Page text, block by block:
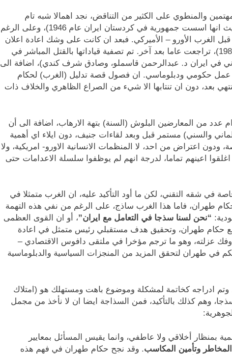
والمنطوي على الكثير من التناقض، نجد اهمالا شبه تام
للمعارضة الكردية الايرانية القوية والعريقة (حيث انها اسست جمهورية في كردستان ايران عام 1946)، وعلى الرغم
الغرب الأورو – الأميركي. فبعد ان كانت على وشك اعادة اعلان
استقلال كردستان الايرانية بين أعوام(1979- 1982)، تراجعت عاما بعد آخر. تم تصفية قياداتها بالقتل المباشر في
في ايران د. عبدالرحمن قاسملو، وصادق شرف كندي)، اضافة الى
عمل حكومي ودبلوماسي. ان فصول قصة تدليل (الغرب) لحكام
بعد، دون ان تنتابها الا شيء من الصراع الظاهري والخلاف ذات
عدد من المعارضين البلوش (السنة) بتهة الارهاب، اضافة الى أن
والسني) مستمر قبل وبعد لقاءات جنيف، دون ايلاء اي أهمية
ودون اعتراض من احد، لا المنظمات الانسانية الاورو- امريكية، ولا
اعينهم تماما، لدرجة انهم لم يوظفوا سلسلة الاعدامات حتى
في شقه التقني، لكن ما أود التأكيد عليه، ان الغرب متمثلا في
طهران، فاما هذا الغرب ساذج، على الرغم من نفي هذه التهمة
“نحن لسنا سذجا في التعامل مع ايران”، أو ان القوى العظمى
حكام طهران، وتحقيق هدف مستقبلي رئيس متمثل في اعادة
وفك عزلته، وهو ما ترجم مؤخرا في ملتقى دافوس الاقتصادي –
في طهران لتحقق المزيد من المنجزات السياسية والدبلوماسية
وتم ادراجه كخاتمة لمشكلة وموضوع باهت ومستهلك هو (امتلاك
وهم كذلك بالتأكيد، فمن السذاجة ايضا ان لا نأخذ من مجمل
بمنظار أخلاقي ولا عاطفي، وانما يقيس المسأئل بمعايير
وتأمين المكاسب. وقد نجح حكام طهران في فهم هذه